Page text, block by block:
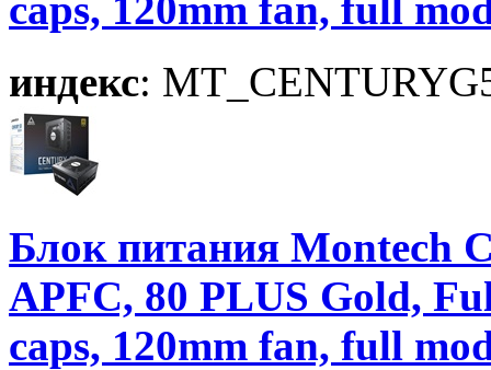
индекс:
Блок питания Montech
APFC, 80 PLUS Gold,
caps, 120mm fan, full